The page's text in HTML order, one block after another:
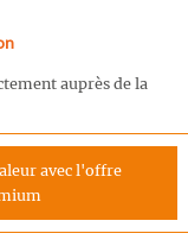
auprès de la
avec l'offre